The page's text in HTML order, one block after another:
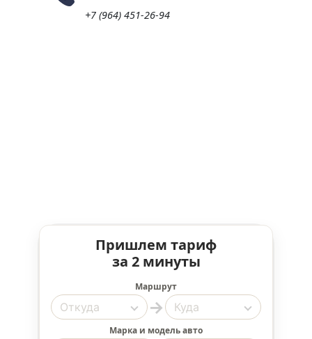
+7 (964) 451-26-94
Пришлем тариф
за 2 минуты
Маршрут
→
Марка и модель авто